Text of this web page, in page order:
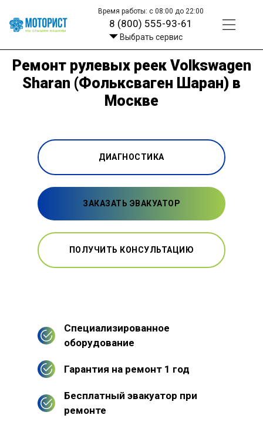
Время работы: с 08:00 до 22:00
8 (800) 555-93-61
Выбрать сервис
Ремонт рулевых реек Volkswagen
Sharan (Фольксваген Шаран) в
Москве
ДИАГНОСТИКА
ЗАКАЗАТЬ ЭВАКУАТОР
ПОЛУЧИТЬ КОНСУЛЬТАЦИЮ
Специализированное
оборудование
Гарантия на ремонт 1 год
Бесплатный эвакуатор при
ремонте